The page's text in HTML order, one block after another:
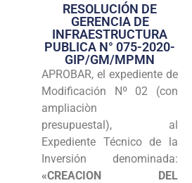
Transparencia
Seguridad
Programas
Intranet
RESOLUCIÓN DE
GERENCIA DE
INFRAESTRUCTURA
PUBLICA N° 075-2020-
GIP/GM/MPMN
APROBAR, el expediente de
Modificación Nº 02 (con
ampliaciòn
presupuestal), al
Expediente Técnico de la
Inversión denominada:
«CREACION DEL